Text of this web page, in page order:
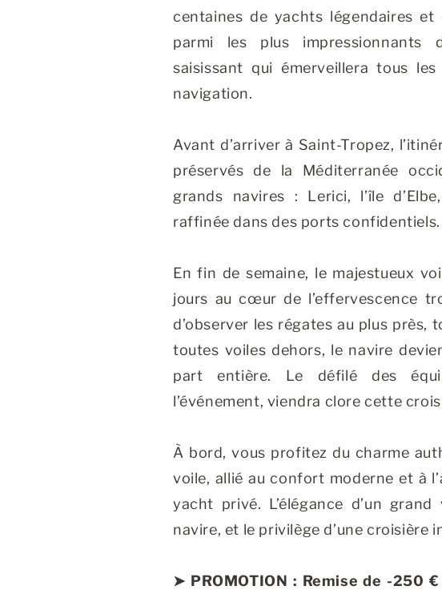
centaines de yachts légendaires
parmi les plus impressionnants
saisissant qui émerveillera tous
navigation.
Avant d’arriver à Saint-Tropez,
préservés de la Méditerranée
grands navires : Lerici, l’île
raffinée dans des ports confidentiels.
En fin de semaine, le majestueux
jours au cœur de l’effervescence
d’observer les régates au plus près,
toutes voiles dehors, le navire
part entière. Le défilé des
l’événement, viendra clore cette
À bord, vous profitez du charme
voile, allié au confort moderne et à
yacht privé. L’élégance d’un
navire, et le privilège d’une croisière
➤ PROMOTION : Remise de -250